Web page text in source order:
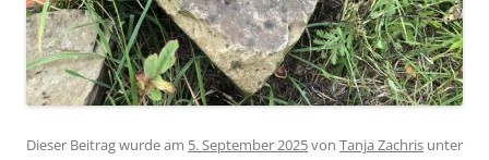
Dieser Beitrag wurde am 5. September 2025von Tanja Zachris unter